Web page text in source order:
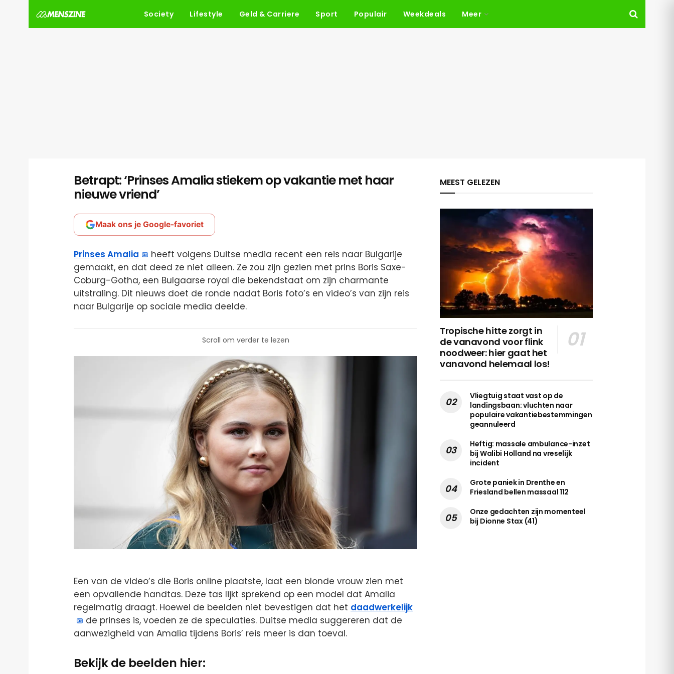
Society Lifestyle Geld & Carriere Sport Populair Weekdeals Meer
Betrapt: ‘Prinses Amalia stiekem op vakantie met haar
nieuwe vriend’
Maak ons je Google-favoriet
Prinses Amalia
heeft volgens Duitse media recent een reis naar Bulgarije
gemaakt, en dat deed ze niet alleen. Ze zou zijn gezien met prins Boris Saxe-
Coburg-Gotha, een Bulgaarse royal die bekendstaat om zijn charmante
uitstraling. Dit nieuws doet de ronde nadat Boris foto’s en video’s van zijn reis
naar Bulgarije op sociale media deelde.
Scroll om verder te lezen
Een van de video’s die Boris online plaatste, laat een blonde vrouw zien met
een opvallende handtas. Deze tas lijkt sprekend op een model dat Amalia
regelmatig draagt. Hoewel de beelden niet bevestigen dat het daadwerkelijk
de prinses is, voeden ze de speculaties. Duitse media suggereren dat de
aanwezigheid van Amalia tijdens Boris’ reis meer is dan toeval.
Bekijk de beelden hier:
MEEST GELEZEN
Tropische hitte zorgt in
de vanavond voor flink
noodweer: hier gaat het
vanavond helemaal los!
Vliegtuig staat vast op de
landingsbaan: vluchten naar
populaire vakantiebestemmingen
geannuleerd
Heftig: massale ambulance-inzet
bij Walibi Holland na vreselijk
incident
Grote paniek in Drenthe en
Friesland bellen massaal 112
Onze gedachten zijn momenteel
bij Dionne Stax (41)